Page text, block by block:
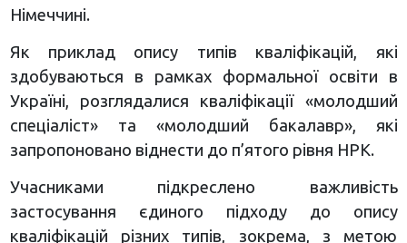
Німеччині.
Як приклад опису типів кваліфікацій, які
здобуваються в рамках формальної освіти в
Україні, розглядалися кваліфікації «молодший
спеціаліст» та «молодший бакалавр», які
запропоновано віднести до п’ятого рівня НРК.
Учасниками підкреслено важливість
застосування єдиного підходу до опису
кваліфікацій різних типів, зокрема, з метою